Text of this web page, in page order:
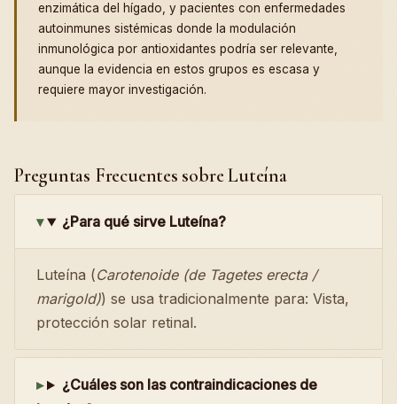
enzimática del hígado, y pacientes con enfermedades
autoinmunes sistémicas donde la modulación
inmunológica por antioxidantes podría ser relevante,
aunque la evidencia en estos grupos es escasa y
requiere mayor investigación.
Preguntas Frecuentes sobre Luteína
¿Para qué sirve Luteína?
Luteína (Carotenoide (de Tagetes erecta /
marigold)) se usa tradicionalmente para: Vista,
protección solar retinal.
¿Cuáles son las contraindicaciones de